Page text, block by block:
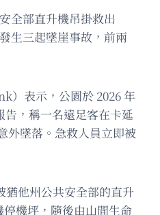
全部直升機吊掛救出
生三起墜崖事故，前兩
）表示，公園於 2026 年
告，稱一名遠足客在卡延
墜落。急救人員立即被
猶他州公共安全部的直升
機坪，隨後由山間生命